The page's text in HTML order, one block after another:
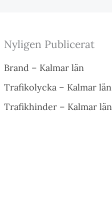
Nyligen Publicerat
Brand – Kalmar län
Trafikolycka – Kalmar län
Trafikhinder – Kalmar län